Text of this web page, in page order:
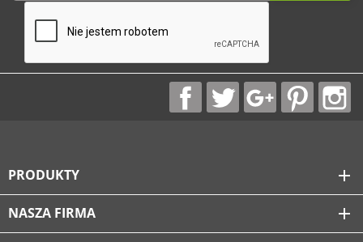
PRODUKTY add
NASZA FIRMA add